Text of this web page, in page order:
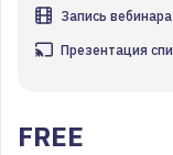
Запись вебинара
Презентация
FREE